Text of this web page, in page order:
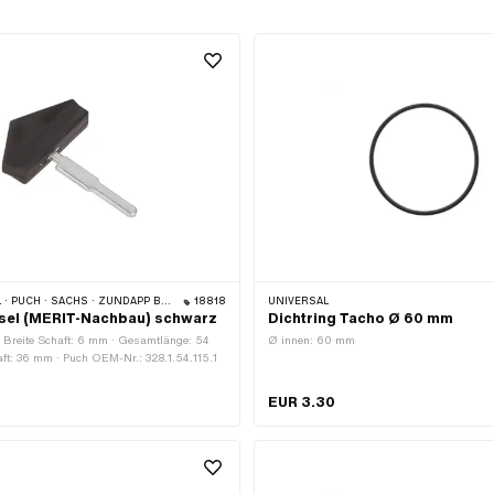
· SACHS · ZÜNDAPP BELMONDO 18818
(MERIT-Nachbau) schwarz
Breite Schaft: 6 mm · Gesamtlänge: 54
36 mm · Puch OEM-Nr.: 328.1.54.115.1
UNIVERSAL
Dichtring Tacho Ø 60 mm
Ø innen: 60 mm
EUR 3.30